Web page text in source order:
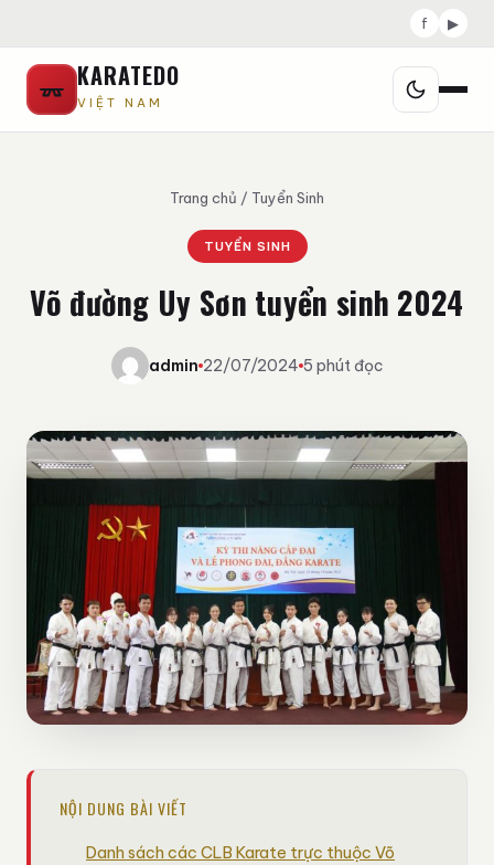
f ▶
KARATEDO
VIỆT NAM
Trang chủ / Tuyển Sinh
TUYỂN SINH
Võ đường Uy Sơn tuyển sinh 2024
admin 22/07/2024 5 phút đọc
NỘI DUNG BÀI VIẾT
Danh sách các CLB Karate trực thuộc Võ